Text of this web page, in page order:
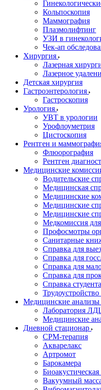
Кольпоскопия
Маммография
Плазмолифтинг
УЗИ в
Чек-ап
Хирургия
Лазерная
Лазерное
Детская хирургия
Гастроэнтерология
Гастроскопия
Урология
УВТ в урологии
Урофлоуметрия
Цистоскопия
Рентген и
Флюорография
Рентген
Медицинские
Водительские
Медицинская
Медицинские
Медицинские
Медицинские
Медкомиссия для
Профосмотры
Санитарные
Справка для
Справка для
Справка для
Справка для
Справка
Медицинские анализы
Лаборатория
Медицинские
Дневной стационар
CPM-терапия
Акварелакс
Артромот
Барокамера
Вакуумный